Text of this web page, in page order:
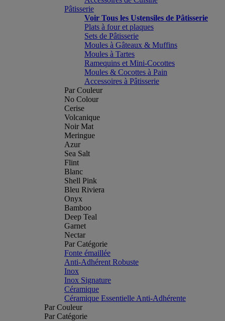
Pâtisserie
Voir Tous les Ustensiles de Pâtisserie
Plats à four et plaques
Sets de Pâtisserie
Moules à Gâteaux & Muffins
Moules à Tartes
Ramequins et Mini-Cocottes
Moules & Cocottes à Pain
Accessoires à Pâtisserie
Par Couleur
No Colour
Cerise
Volcanique
Noir Mat
Meringue
Azur
Sea Salt
Flint
Blanc
Shell Pink
Bleu Riviera
Onyx
Bamboo
Deep Teal
Garnet
Nectar
Par Catégorie
Fonte émaillée
Anti-Adhérent Robuste
Inox
Inox Signature
Céramique
Céramique Essentielle Anti-Adhérente
Par Couleur
Par Catégorie